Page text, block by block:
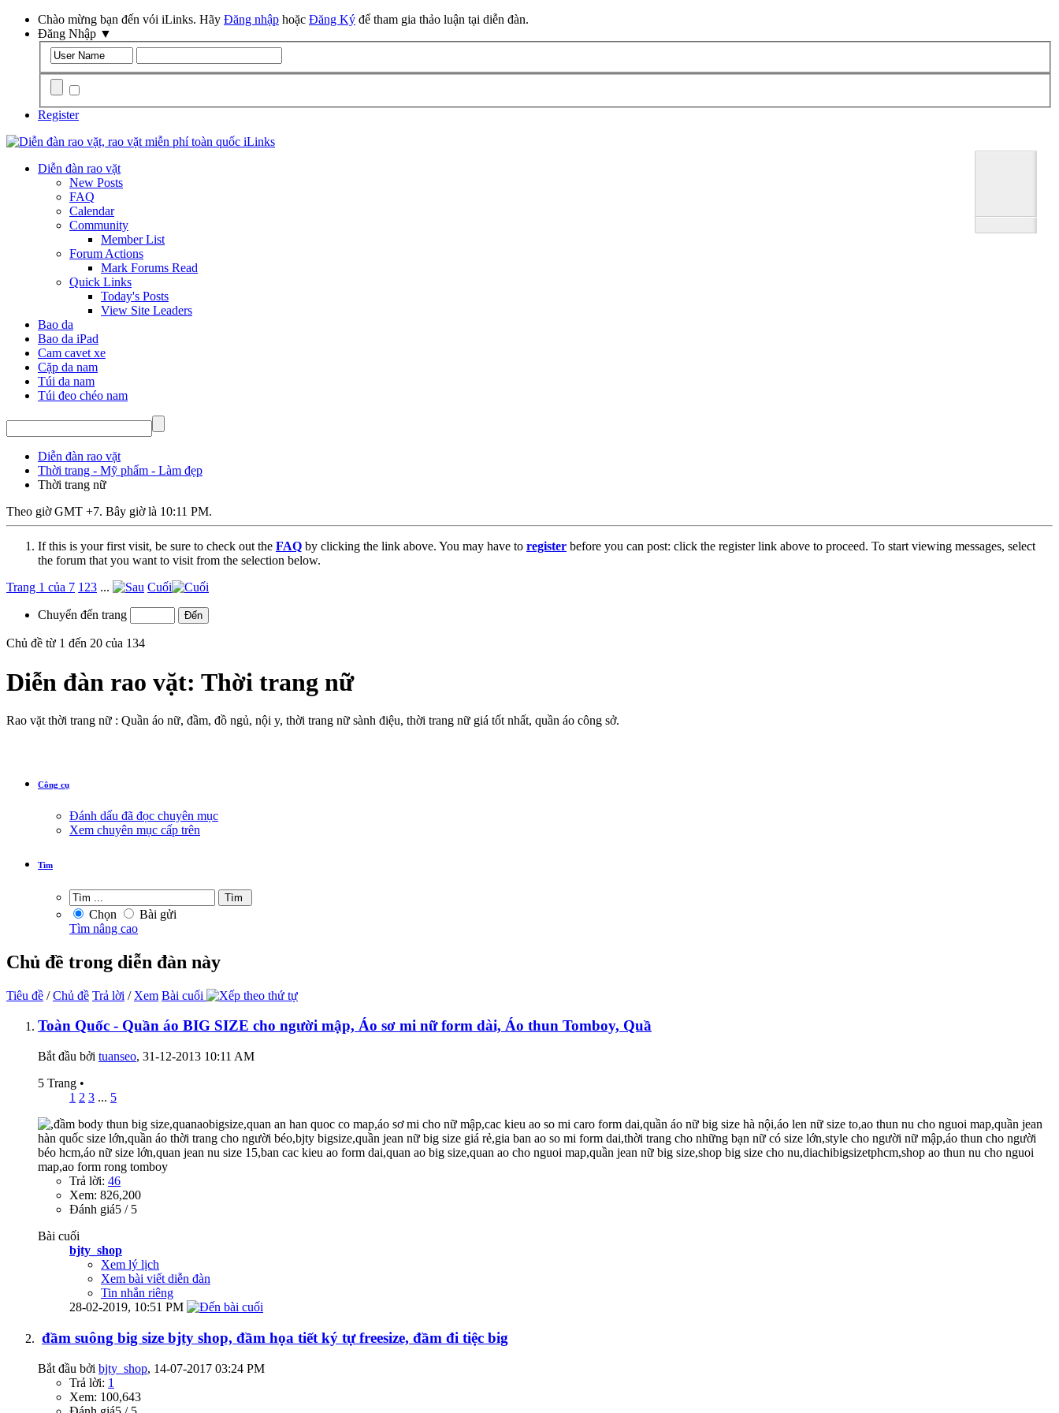
Chào mừng bạn đến vói iLinks. Hãy Đăng nhập hoặc Đăng Ký để tham gia thảo luận tại diễn đàn.
Đăng Nhập ▼
Register
Diễn đàn rao vặt
New Posts
FAQ
Calendar
Community
Member List
Forum Actions
Mark Forums Read
Quick Links
Today's Posts
View Site Leaders
Bao da
Bao da iPad
Cam cavet xe
Cặp da nam
Túi da nam
Túi đeo chéo nam
Diễn đàn rao vặt
Thời trang - Mỹ phẩm - Làm đẹp
Thời trang nữ
Theo giờ GMT +7. Bây giờ là 10:11 PM.
If this is your first visit, be sure to check out the FAQ by clicking the link above. You may have to register before you can post: click the register link above to proceed. To start viewing messages, select
the forum that you want to visit from the selection below.
Trang 1 của 7 1 23 ... Cuối
Chuyển đến trang
Chủ đề từ 1 đến 20 của 134
Diễn đàn rao vặt: Thời trang nữ
Rao vặt thời trang nữ : Quần áo nữ, đầm, đồ ngủ, nội y, thời trang nữ sành điệu, thời trang nữ giá tốt nhất, quần áo công sở.
Công cụ
Đánh dấu đã đọc chuyên mục
Xem chuyên mục cấp trên
Tìm
Chọn
Bài gửi
Tìm nâng cao
Chủ đề trong diễn đàn này
Tiêu đề /Chủ đề Trả lời / Xem Bài cuối
Toàn Quốc - Quần áo BIG SIZE cho người mập, Áo sơ mi nữ form dài, Áo thun Tomboy, Quầ
Bắt đầu bởi tuanseo‎, 31-12-2013 10:11 AM
5 Trang •
1 2 3 ... 5
Trả lời: 46
Xem: 826,200
Đánh giá5 / 5
Bài cuối
bjty_shop
Xem lý lịch
Xem bài viết diễn đàn
Tin nhắn riêng
28-02-2019, 10:51 PM
đầm suông big size bjty shop, đầm họa tiết ký tự freesize, đầm đi tiệc big
Bắt đầu bởi bjty_shop‎, 14-07-2017 03:24 PM
Trả lời: 1
Xem: 100,643